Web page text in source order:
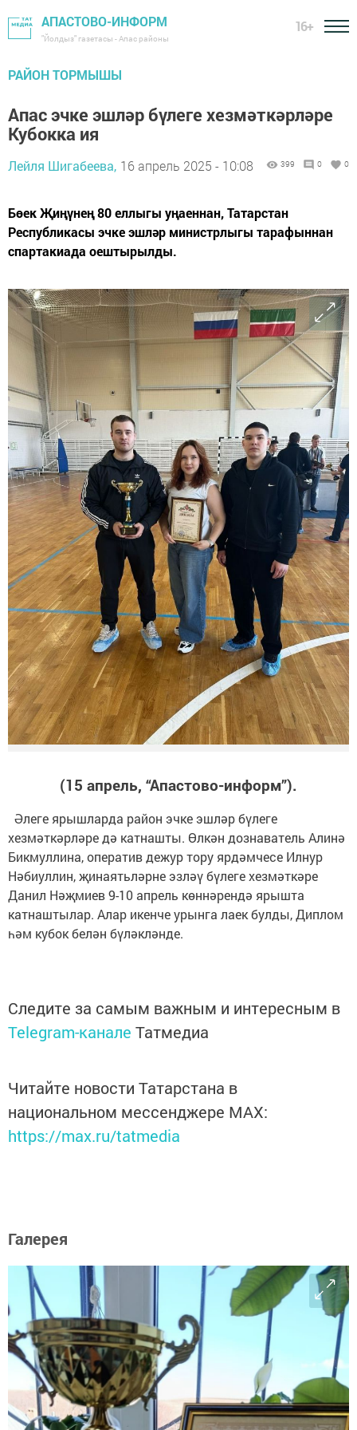
АПАСТОВО-ИНФОРМ
"Йолдыз" газетасы - Апас районы
16+
РАЙОН ТОРМЫШЫ
Апас эчке эшләр бүлеге хезмәткәрләре
Кубокка ия
Лейля Шигабеева, 16 апрель 2025 - 10:08 399 0 0
Бөек Җиңүнең 80 еллыгы уңаеннан, Татарстан
Республикасы эчке эшләр министрлыгы тарафыннан
спартакиада оештырылды.
(15 апрель, “Апастово-информ”).
Әлеге ярышларда район эчке эшләр бүлеге
хезмәткәрләре дә катнашты. Өлкән дознаватель Алинә
Бикмуллина, оператив дежур тору ярдәмчесе Илнур
Нәбиуллин, җинаятьләрне эзләү бүлеге хезмәткәре
Данил Нәҗмиев 9-10 апрель көннәрендә ярышта
катнаштылар. Алар икенче урынга лаек булды, Диплом
һәм кубок белән бүләкләнде.
Следите за самым важным и интересным в
Telegram-канале Татмедиа
Читайте новости Татарстана в
национальном мессенджере MАХ:
https://max.ru/tatmedia
Галерея